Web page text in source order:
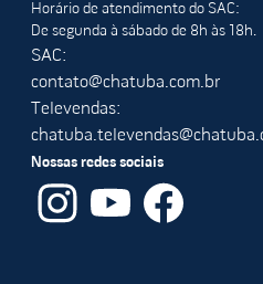
Porque Escolher Salvabras:
A Salvabras é sinônimo de
Horário de atendimento do SAC:
De segunda à sábado de 8h às 18h.
SAC:
contato@chatuba.com.br
Televendas:
Nossas redes sociais